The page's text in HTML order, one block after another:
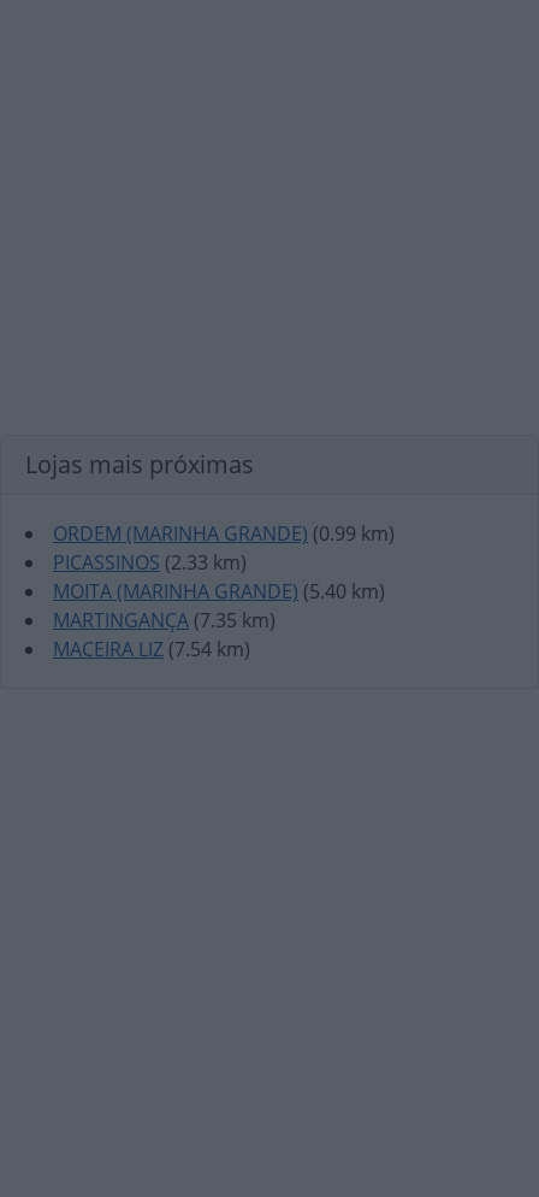
Lojas mais próximas
ORDEM (MARINHA GRANDE) (0.99 km)
PICASSINOS (2.33 km)
MOITA (MARINHA GRANDE) (5.40 km)
MARTINGANÇA (7.35 km)
MACEIRA LIZ (7.54 km)